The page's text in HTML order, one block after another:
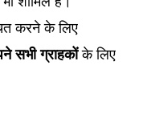
करने के लिए
सभी ग्राहकोंके लिए